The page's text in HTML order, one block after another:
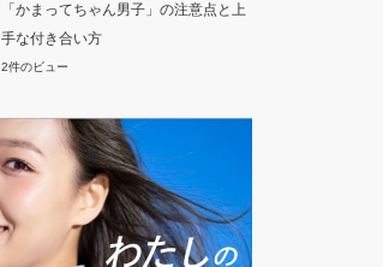
「かまってちゃん男子」の注意点と上
手な付き合い方
2件のビュー